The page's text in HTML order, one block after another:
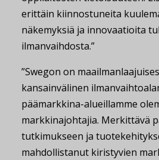
erittäin kiinnostuneita
näkemyksiä ja innovaatioita
ilmanvaihdosta.”
”Swegon on
kansainvälinen
päämarkkina-alueillamme
markkinajohtajia. Merkittävä
tutkimukseen ja
mahdollistanut kiristyvien